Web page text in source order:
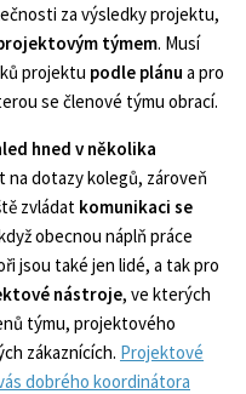
za výsledky projektu,
týmem. Musí
projektu podle plánu a pro
se členové týmu obrací.
hned v několika
na dotazy kolegů, zároveň
zvládat komunikaci se
obecnou náplň práce
jsou také jen lidé, a tak pro
nástroje, ve kterých
týmu, projektového
zákaznících. Projektové
dobrého koordinátora